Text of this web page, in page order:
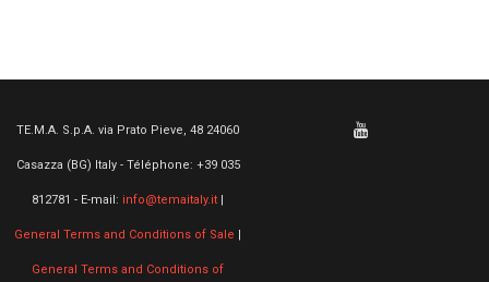
TE.M.A. S.p.A. via Prato Pieve, 48 24060
Casazza (BG) Italy - Téléphone: +39 035
812781 - E-mail: info@temaitaly.it |
General Terms and Conditions of Sale |
General Terms and Conditions of